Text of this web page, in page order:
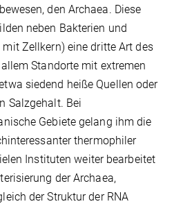
den Archaea. Diese
neben Bakterien und
Zellkern) eine dritte Art des
Standorte mit extremen
siedend heiße Quellen oder
Salzgehalt. Bei
Gebiete gelang ihm die
thermophiler
Instituten weiter bearbeitet
der Archaea,
der Struktur der RNA